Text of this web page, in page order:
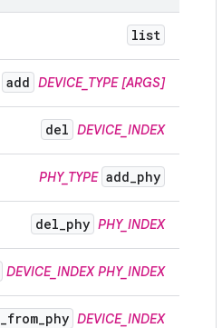
list
add DEVICE_TYPE [ARGS]
del DEVICE_INDEX
PHY_TYPE add_phy
del_phy PHY_INDEX
DEVICE_INDEX PHY_INDEX
_from_phy DEVICE_INDEX